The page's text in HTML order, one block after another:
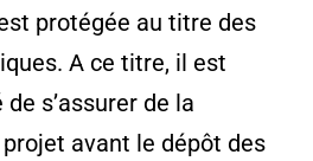
protégée au titre des
A ce titre, il est
s’assurer de la
avant le dépôt des